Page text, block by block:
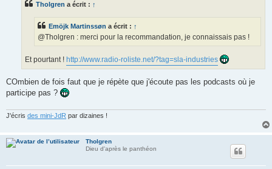
Tholgren a écrit : ↑
Emöjk Martinssøn a écrit : ↑
@Tholgren : merci pour la recommandation, je connaissais pas !
Et pourtant ! http://www.radio-roliste.net/?tag=sla-industries
COmbien de fois faut que je répète que j'écoute pas les podcasts où je
participe pas ?
J'écris des mini-JdR par dizaines !
Tholgren
Dieu d'après le panthéon